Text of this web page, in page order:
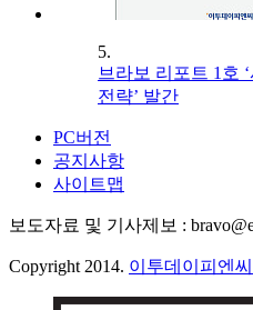
5.
브라보 리포트 1호
전략’ 발간
PC버전
공지사항
사이트맵
보도자료 및 기사제보 :
Copyright 2014. 이투데이피엔씨